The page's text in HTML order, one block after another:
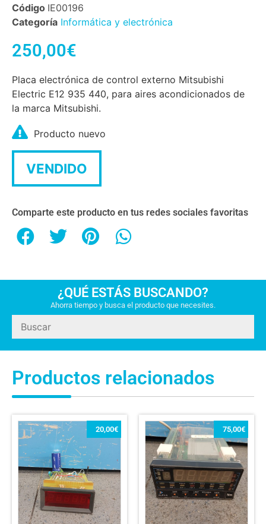
Código IE00196
Categoría Informática y electrónica
250,00€
Placa electrónica de control externo Mitsubishi
Electric E12 935 440, para aires acondicionados de
la marca Mitsubishi.
Producto nuevo
VENDIDO
Comparte este producto en tus redes sociales favoritas
¿QUÉ ESTÁS BUSCANDO?
Ahorra tiempo y busca el producto que necesites.
Productos relacionados
20,00€ 75,00€